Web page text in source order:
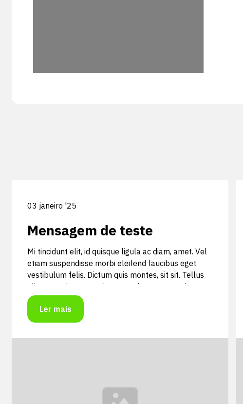
03 janeiro '25
Mensagem de teste
Mi tincidunt elit, id quisque ligula ac diam, amet. Vel
etiam suspendisse morbi eleifend faucibus eget
vestibulum felis. Dictum quis montes, sit sit. Tellus
aliquam enim urna, etiam. Mauris posuere vulputate
arcu amet, vitae nisi, tellus tincidunt. At feugiat
sapien varius id.
Mi tincidunt elit, id quisque ligula ac diam, amet. Vel
Ler mais